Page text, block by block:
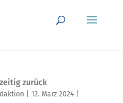
zurück
12. März 2024|